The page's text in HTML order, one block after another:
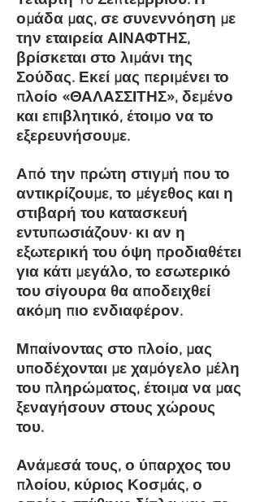
ομάδα μας, σε συνεννόηση με
την εταιρεία ΑΙΝΑΦΤΗΣ,
βρίσκεται στο λιμάνι της
Σούδας. Εκεί μας περιμένει το
πλοίο «ΘΑΛΑΣΣΙΤΗΣ», δεμένο
και επιβλητικό, έτοιμο να το
εξερευνήσουμε.
Από την πρώτη στιγμή που το
αντικρίζουμε, το μέγεθος και η
στιβαρή του κατασκευή
εντυπωσιάζουν· κι αν η
εξωτερική του όψη προδιαθέτει
για κάτι μεγάλο, το εσωτερικό
του σίγουρα θα αποδειχθεί
ακόμη πιο ενδιαφέρον.
Μπαίνοντας στο πλοίο, μας
υποδέχονται με χαμόγελο μέλη
του πληρώματος, έτοιμα να μας
ξεναγήσουν στους χώρους
του.
Ανάμεσά τους, ο ύπαρχος του
πλοίου, κύριος Κοσμάς, ο